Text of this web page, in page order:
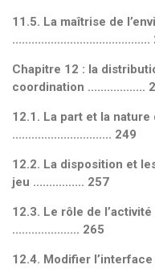
11.5. La maîtrise de
Chapitre 12 : la
coordination ..................
12.1. La part et la
............................... 249
12.2. La disposition et
jeu ................ 257
12.3. Le rôle de
..................... 265
12.4. Modifier